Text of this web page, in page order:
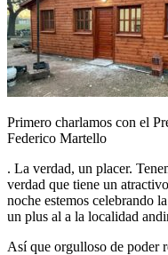
Primero charlamos con el
Federico Martello
. La verdad, un placer.
verdad que tiene un
noche estemos celebrando
un plus al a la localidad
Así que orgulloso de poder